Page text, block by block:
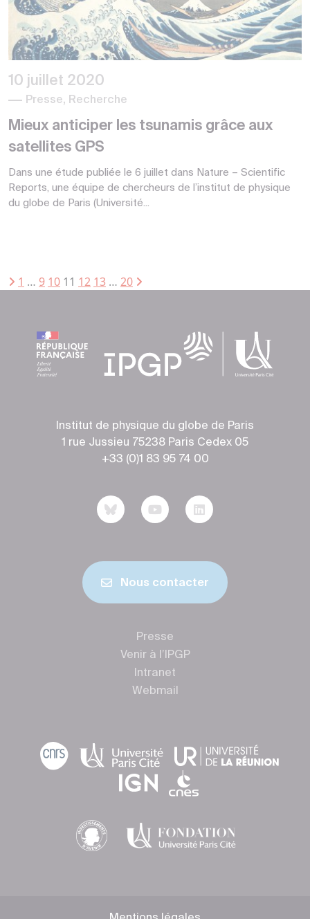
10 juillet 2020
Presse, Recherche
Mieux anticiper les tsunamis grâce aux
satellites GPS
Dans une étude publiée le 6 juillet dans Nature – Scientific
Reports, une équipe de chercheurs de l’institut de physique
du globe de Paris (Université...
1 … 9 10 11 12 13 … 20
Institut de physique du globe de Paris
1 rue Jussieu 75238 Paris Cedex 05
+33 (0)1 83 95 74 00
Nous contacter
Presse
Venir à l’IPGP
Intranet
Webmail